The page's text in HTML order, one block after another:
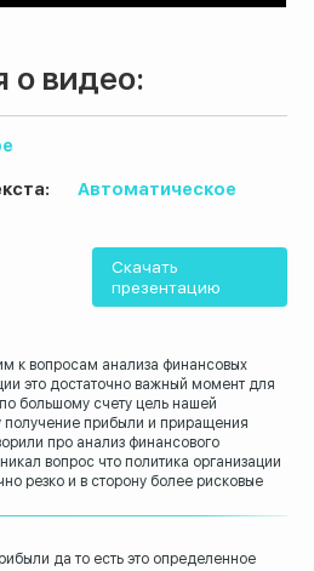
33-08
по всей России
о видео:
Автоматическое
Скачать
презентацию
к вопросам анализа финансовых
это достаточно важный момент для
большому счету цель нашей
получение прибыли и приращения
про анализ финансового
вопрос что политика организации
резко и в сторону более рисковые
да то есть это определенное